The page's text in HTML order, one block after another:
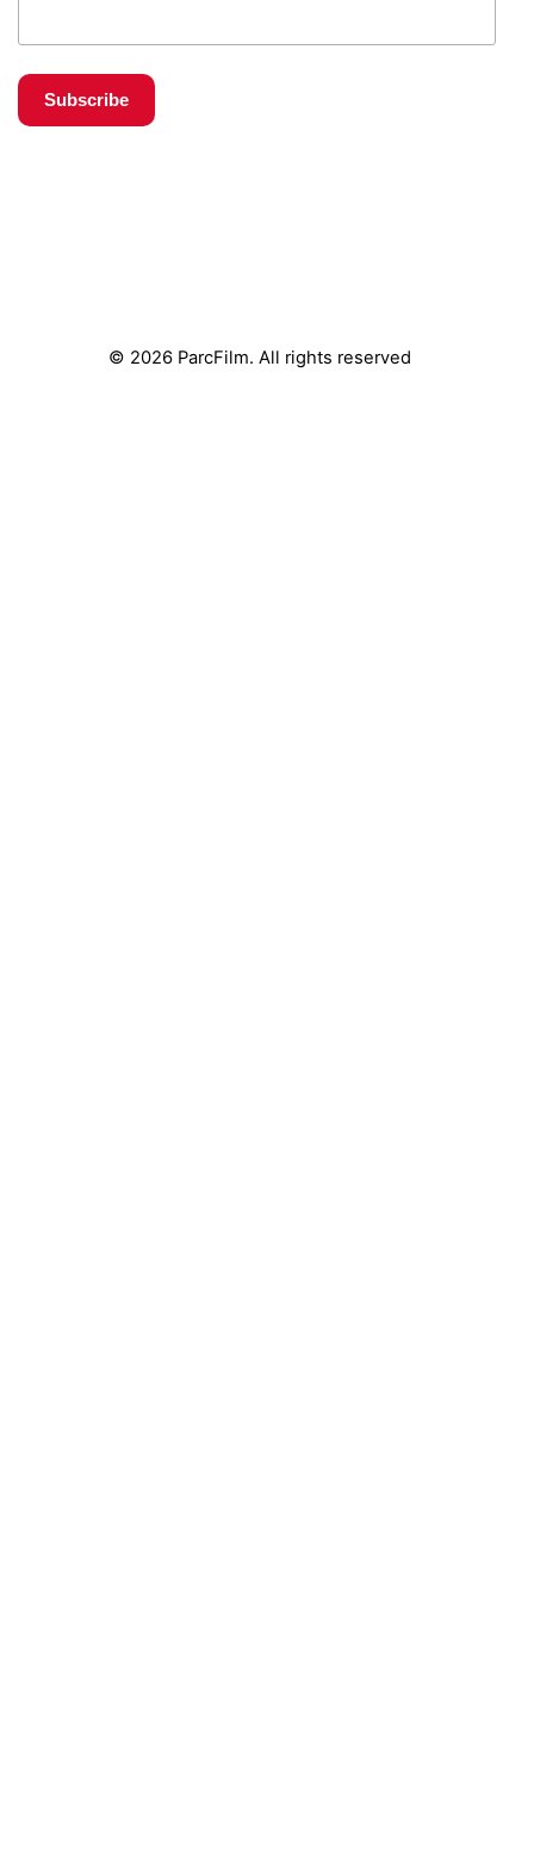
© 2026 ParcFilm. All rights reserved